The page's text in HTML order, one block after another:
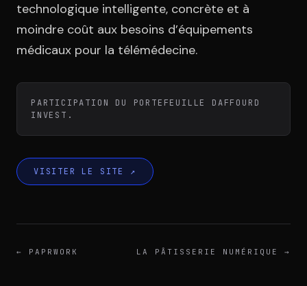
Équipe
Témoignages
technologique intelligente, concrète et à
moindre coût aux besoins d’équipements
médicaux pour la télémédecine.
PARTICIPATION DU PORTEFEUILLE DAFFOURD
INVEST.
VISITER LE SITE ↗
← PAPRWORK LA PÂTISSERIE NUMÉRIQUE →